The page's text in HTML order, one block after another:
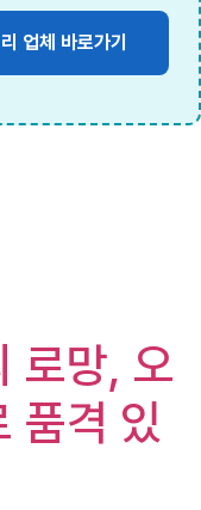
업체 바로가기
로망, 오
품격 있